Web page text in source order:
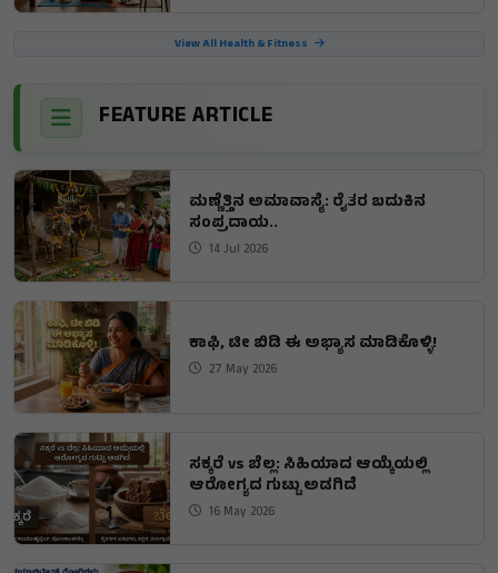
View All Health & Fitness
FEATURE ARTICLE
ಮಣ್ಣೆತ್ತಿನ ಅಮಾವಾಸ್ಯೆ: ರೈತರ ಬದುಕಿನ
ಸಂಪ್ರದಾಯ..
14 Jul 2026
ಕಾಫಿ, ಟೀ ಬಿಡಿ ಈ ಅಭ್ಯಾಸ ಮಾಡಿಕೊಳ್ಳಿ!
27 May 2026
ಸಕ್ಕರೆ vs ಬೆಲ್ಲ: ಸಿಹಿಯಾದ ಆಯ್ಕೆಯಲ್ಲಿ
ಆರೋಗ್ಯದ ಗುಟ್ಟು ಅಡಗಿದೆ
16 May 2026